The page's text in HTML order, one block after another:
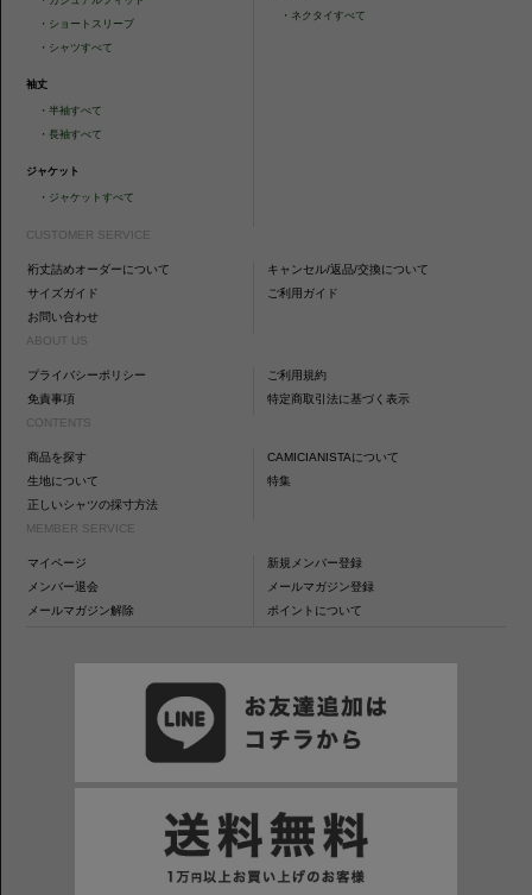
・ ショートスリーブ
・ シャツすべて
袖丈
・半袖すべて
・長袖すべて
ジャケット
・ ジャケットすべて
・ ネクタイすべて
CUSTOMER SERVICE
裄丈詰めオーダーについて
キャンセル/返品/交換について
サイズガイド
ご利用ガイド
お問い合わせ
ABOUT US
プライバシーポリシー
ご利用規約
免責事項
特定商取引法に基づく表示
CONTENTS
商品を探す
CAMICIANISTAについて
生地について
特集
正しいシャツの採寸方法
MEMBER SERVICE
マイページ
新規メンバー登録
メンバー退会
メールマガジン登録
メールマガジン解除
ポイントについて